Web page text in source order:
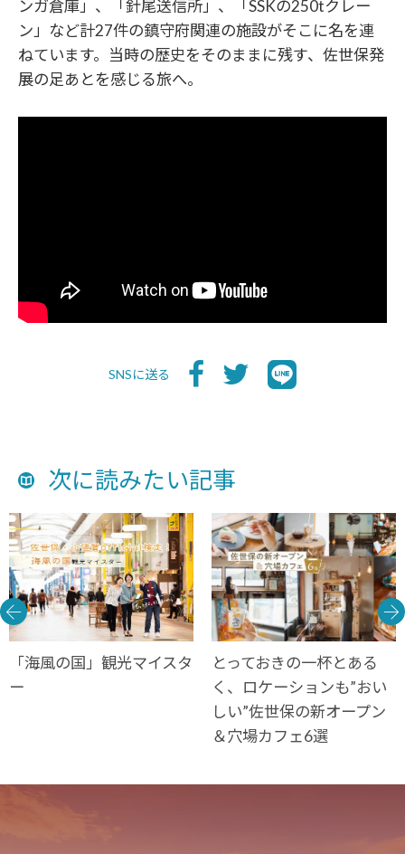
ンガ倉庫」、「針尾送信所」、「SSKの250tクレー
ン」など計27件の鎮守府関連の施設がそこに名を連
ねています。当時の歴史をそのままに残す、佐世保発
展の足あとを感じる旅へ。
SNSに送る
次に読みたい記事
「海風の国」観光マイスタ
ー
とっておきの一杯とある
く、ロケーションも”おい
しい”佐世保の新オープン
＆穴場カフェ6選